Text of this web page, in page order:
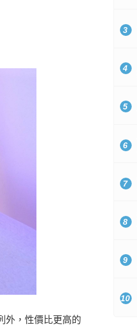
外，性價比更高的
3
4
5
6
7
8
9
10